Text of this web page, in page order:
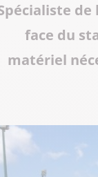
face du
matériel